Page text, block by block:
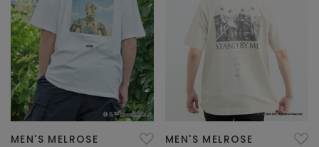
MEN'S MELROSE MEN'S MELROSE